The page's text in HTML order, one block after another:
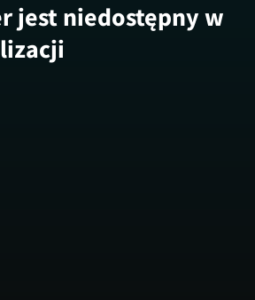
jest niedostępny w